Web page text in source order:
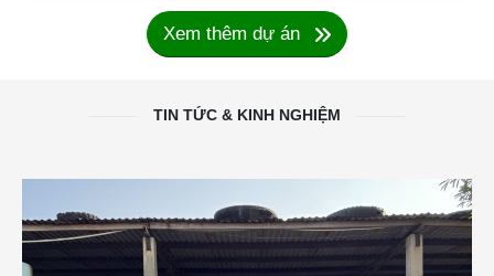
Xem thêm dự án
TIN TỨC & KINH NGHIỆM